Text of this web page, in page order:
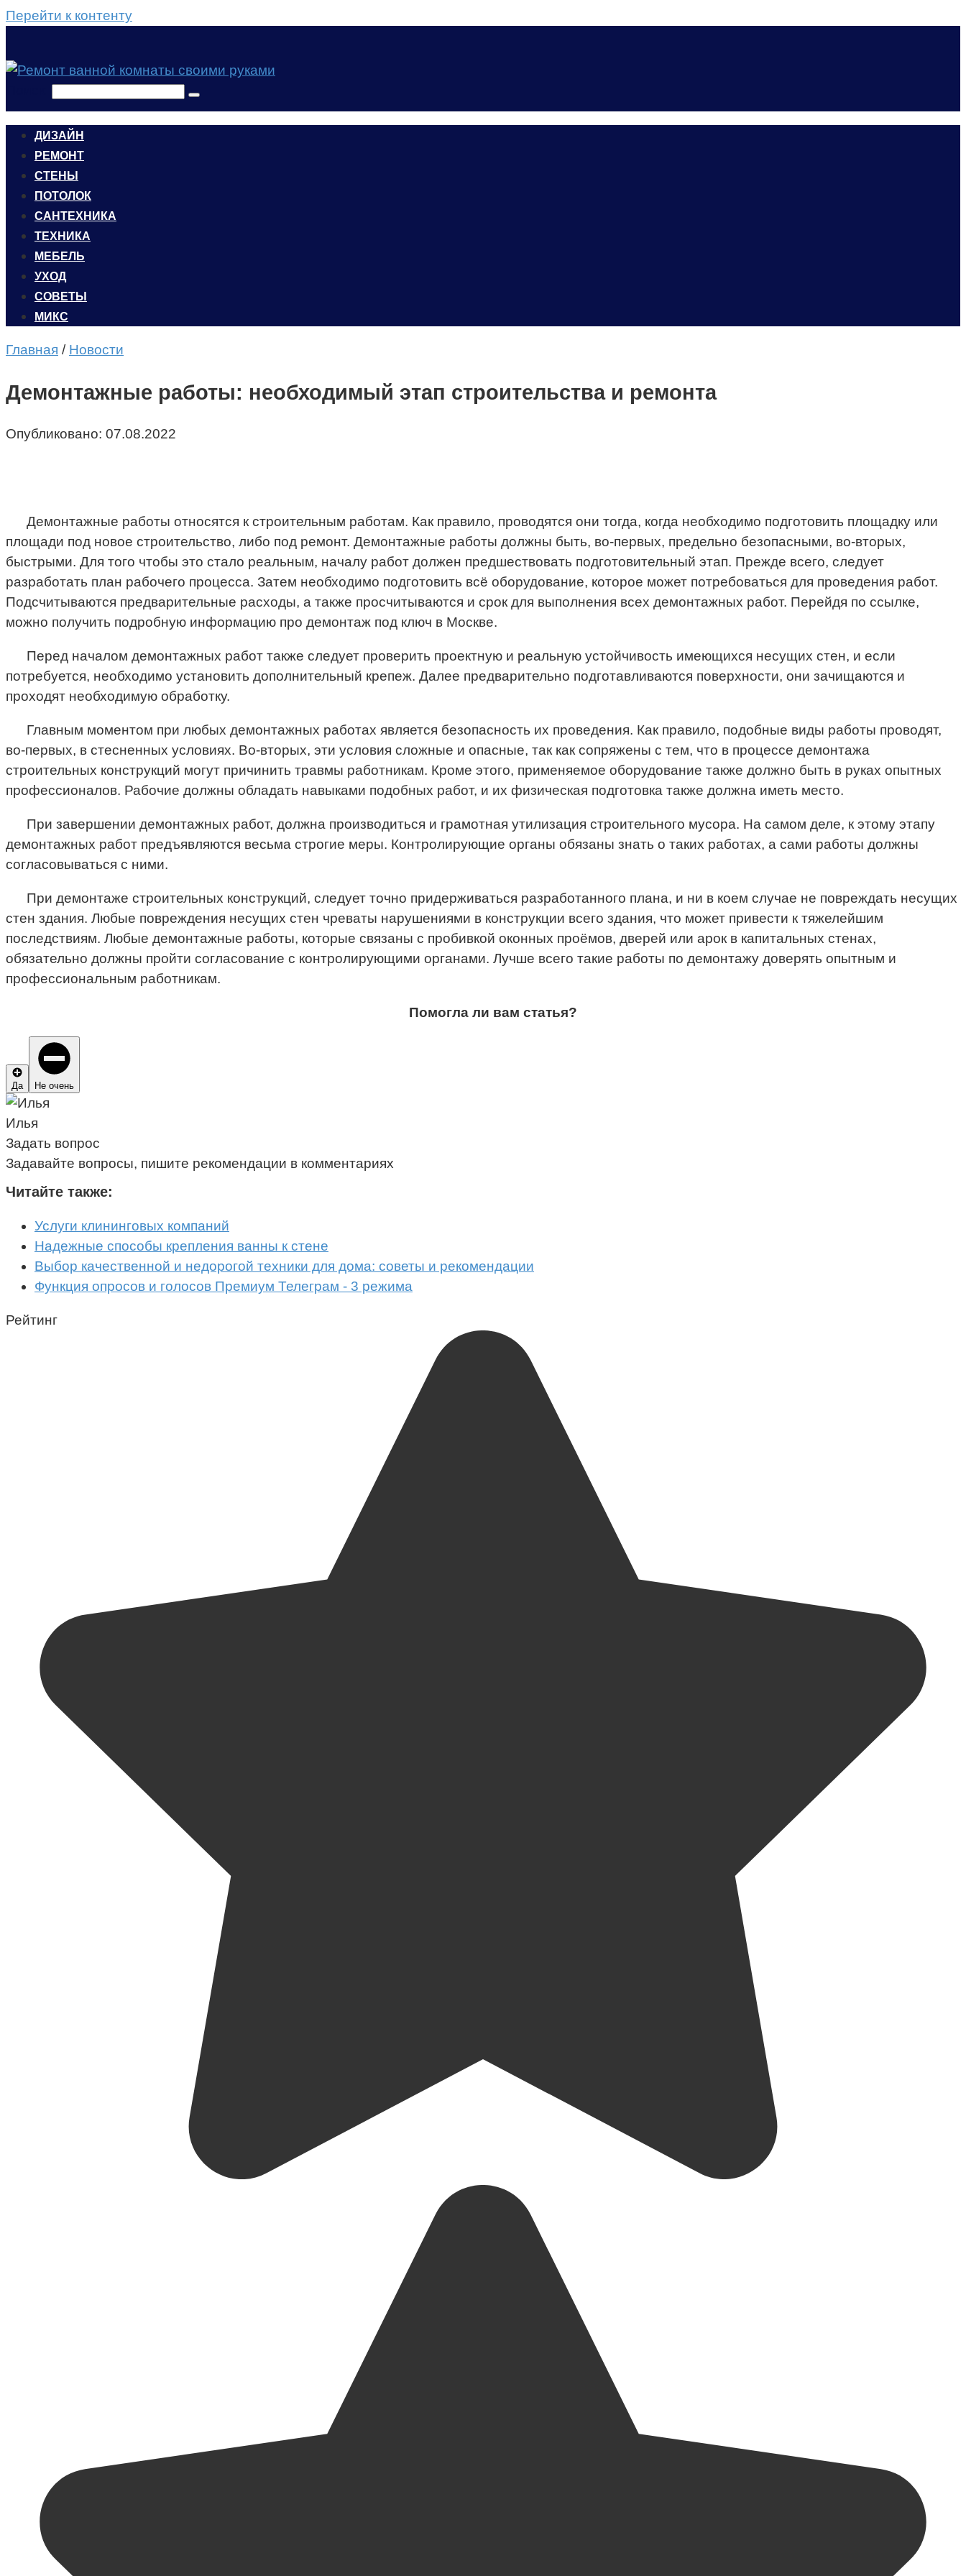
Перейти к контенту
ДИЗАЙН
РЕМОНТ
СТЕНЫ
ПОТОЛОК
САНТЕХНИКА
ТЕХНИКА
МЕБЕЛЬ
УХОД
CОВЕТЫ
МИКС
Главная / Новости
Демонтажные работы: необходимый этап строительства и ремонта
Опубликовано: 07.08.2022
Демонтажные работы относятся к строительным работам. Как правило, проводятся они тогда, когда необходимо подготовить площадку или
площади под новое строительство, либо под ремонт. Демонтажные работы должны быть, во-первых, предельно безопасными, во-вторых,
быстрыми. Для того чтобы это стало реальным, началу работ должен предшествовать подготовительный этап. Прежде всего, следует
разработать план рабочего процесса. Затем необходимо подготовить всё оборудование, которое может потребоваться для проведения работ.
Подсчитываются предварительные расходы, а также просчитываются и срок для выполнения всех демонтажных работ. Перейдя по ссылке,
можно получить подробную информацию про демонтаж под ключ в Москве.
Перед началом демонтажных работ также следует проверить проектную и реальную устойчивость имеющихся несущих стен, и если
потребуется, необходимо установить дополнительный крепеж. Далее предварительно подготавливаются поверхности, они зачищаются и
проходят необходимую обработку.
Главным моментом при любых демонтажных работах является безопасность их проведения. Как правило, подобные виды работы проводят,
во-первых, в стесненных условиях. Во-вторых, эти условия сложные и опасные, так как сопряжены с тем, что в процессе демонтажа
строительных конструкций могут причинить травмы работникам. Кроме этого, применяемое оборудование также должно быть в руках опытных
профессионалов. Рабочие должны обладать навыками подобных работ, и их физическая подготовка также должна иметь место.
При завершении демонтажных работ, должна производиться и грамотная утилизация строительного мусора. На самом деле, к этому этапу
демонтажных работ предъявляются весьма строгие меры. Контролирующие органы обязаны знать о таких работах, а сами работы должны
согласовываться с ними.
При демонтаже строительных конструкций, следует точно придерживаться разработанного плана, и ни в коем случае не повреждать несущих
стен здания. Любые повреждения несущих стен чреваты нарушениями в конструкции всего здания, что может привести к тяжелейшим
последствиям. Любые демонтажные работы, которые связаны с пробивкой оконных проёмов, дверей или арок в капитальных стенах,
обязательно должны пройти согласование с контролирующими органами. Лучше всего такие работы по демонтажу доверять опытным и
профессиональным работникам.
Помогла ли вам статья?
Да Не очень
Илья
Задать вопрос
Задавайте вопросы, пишите рекомендации в комментариях
Читайте также:
Услуги клининговых компаний
Надежные способы крепления ванны к стене
Выбор качественной и недорогой техники для дома: советы и рекомендации
Функция опросов и голосов Премиум Телеграм - 3 режима
Рейтинг